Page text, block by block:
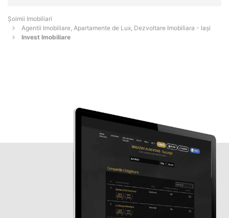
Șoimii Imobiliari
Agentii Imobiliare, Apartamente de Lux, Dezvoltare Imobiliara - Iaşi
Invest Imobiliare